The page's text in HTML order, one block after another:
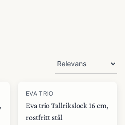
EVA TRIO
Eva trio Tallrikslock 16 cm,
rostfritt stål